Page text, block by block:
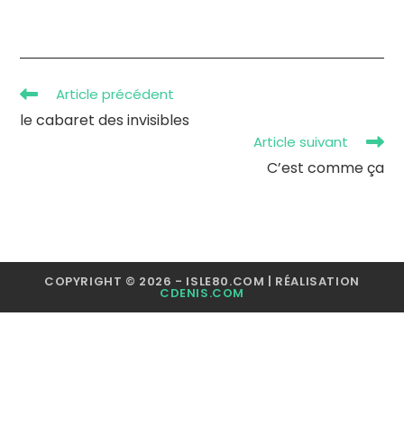
Article précédent
le cabaret des invisibles
Article suivant
C’est comme ça
COPYRIGHT © 2026 - ISLE80.COM | RÉALISATION
CDENIS.COM